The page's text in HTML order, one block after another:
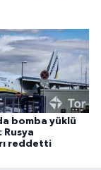
bomba yüklü
Rusya
reddetti